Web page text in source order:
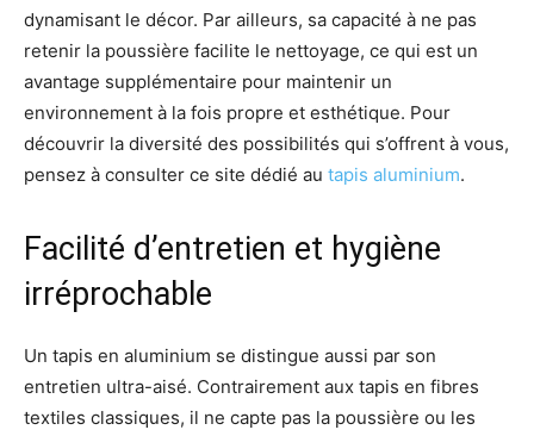
dynamisant le décor. Par ailleurs, sa capacité à ne pas
retenir la poussière facilite le nettoyage, ce qui est un
avantage supplémentaire pour maintenir un
environnement à la fois propre et esthétique. Pour
découvrir la diversité des possibilités qui s’offrent à vous,
pensez à consulter ce site dédié au tapis aluminium.
Facilité d’entretien et hygiène
irréprochable
Un tapis en aluminium se distingue aussi par son
entretien ultra-aisé. Contrairement aux tapis en fibres
textiles classiques, il ne capte pas la poussière ou les